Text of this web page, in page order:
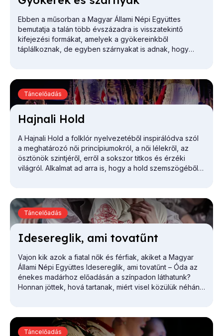
Ebben a műsorban a Magyar Állami Népi Együttes
bemutatja a talán több évszázadra is visszatekintő
kifejezési formákat, amelyek a gyökereinkből
táplálkoznak, de egyben szárnyakat is adnak, hogy
Haj­na­li Hold
A Hajnali Hold a folklór nyelvezetéből inspirálódva szól
a meghatározó női princípiumokról, a női lélekről, az
ösztönök szintjéről, erről a sokszor titkos és érzéki
világról. Alkalmat ad arra is, hogy a hold szemszögéből
Táncelőadás
Ide­se­reg­lik, ami to­va­tűnt
Vajon kik azok a fiatal nők és férfiak, akiket a Magyar
Állami Népi Együttes Idesereglik, ami tovatűnt – Óda az
énekes madárhoz előadásán a színpadon láthatunk?
Honnan jöttek, hová tartanak, miért visel közülük néhány
Táncelőadás
Táncelőadás